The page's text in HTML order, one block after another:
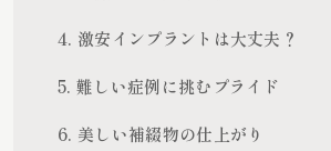
4. 激安インプラントは大丈夫？
5. 難しい症例に挑むプライド
6. 美しい補綴物の仕上がり